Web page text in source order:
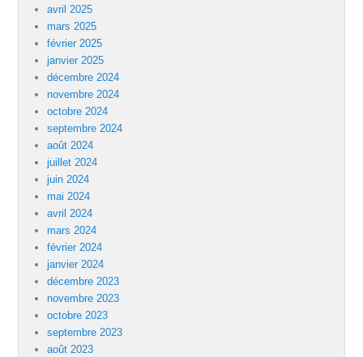
avril 2025
mars 2025
février 2025
janvier 2025
décembre 2024
novembre 2024
octobre 2024
septembre 2024
août 2024
juillet 2024
juin 2024
mai 2024
avril 2024
mars 2024
février 2024
janvier 2024
décembre 2023
novembre 2023
octobre 2023
septembre 2023
août 2023